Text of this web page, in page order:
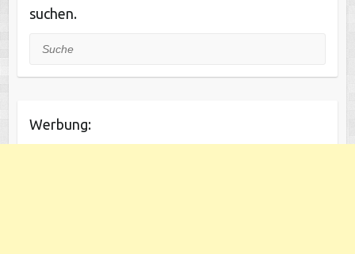
suchen.
Suche
Werbung: